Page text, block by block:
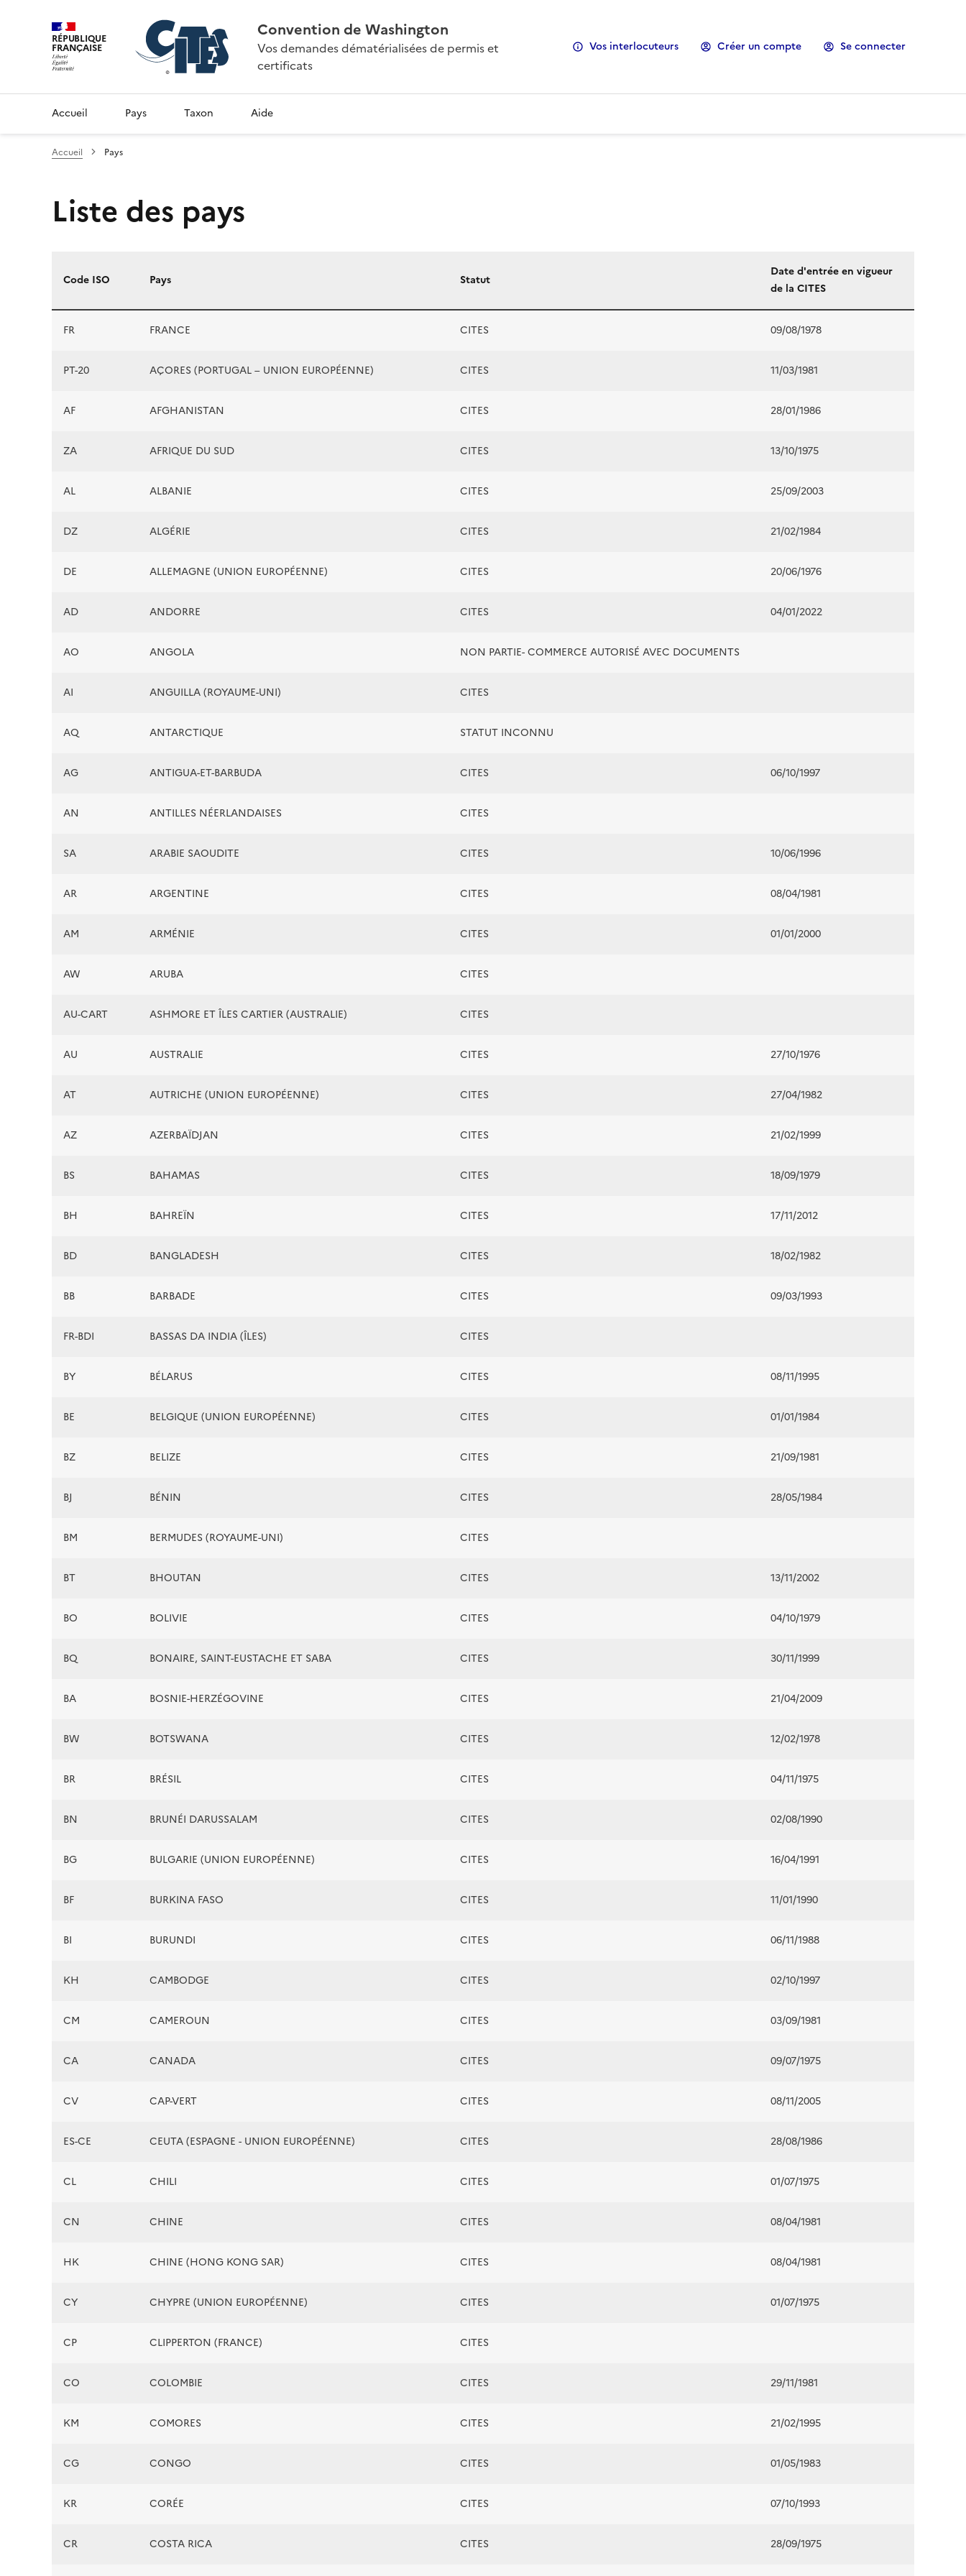
RÉPUBLIQUE
FRANÇAISE
Convention de Washington
Vos demandes dématérialisées de permis et
certificats
Vos interlocuteurs Créer un compte Se connecter
Accueil Pays Taxon Aide
Accueil Pays
Liste des pays
Liste des pays
Code ISO Pays Statut
Date d'entrée en vigueur
de la CITES
FR FRANCE CITES 09/08/1978
PT-20 AÇORES (PORTUGAL – UNION EUROPÉENNE) CITES 11/03/1981
AF AFGHANISTAN CITES 28/01/1986
ZA AFRIQUE DU SUD CITES 13/10/1975
AL ALBANIE CITES 25/09/2003
DZ ALGÉRIE CITES 21/02/1984
DE ALLEMAGNE (UNION EUROPÉENNE) CITES 20/06/1976
AD ANDORRE CITES 04/01/2022
AO ANGOLA NON PARTIE- COMMERCE AUTORISÉ AVEC DOCUMENTS
AI ANGUILLA (ROYAUME-UNI) CITES
AQ ANTARCTIQUE STATUT INCONNU
AG ANTIGUA-ET-BARBUDA CITES 06/10/1997
AN ANTILLES NÉERLANDAISES CITES
SA ARABIE SAOUDITE CITES 10/06/1996
AR ARGENTINE CITES 08/04/1981
AM ARMÉNIE CITES 01/01/2000
AW ARUBA CITES
AU-CART ASHMORE ET ÎLES CARTIER (AUSTRALIE) CITES
AU AUSTRALIE CITES 27/10/1976
AT AUTRICHE (UNION EUROPÉENNE) CITES 27/04/1982
AZ AZERBAÏDJAN CITES 21/02/1999
BS BAHAMAS CITES 18/09/1979
BH BAHREÏN CITES 17/11/2012
BD BANGLADESH CITES 18/02/1982
BB BARBADE CITES 09/03/1993
FR-BDI BASSAS DA INDIA (ÎLES) CITES
BY BÉLARUS CITES 08/11/1995
BE BELGIQUE (UNION EUROPÉENNE) CITES 01/01/1984
BZ BELIZE CITES 21/09/1981
BJ BÉNIN CITES 28/05/1984
BM BERMUDES (ROYAUME-UNI) CITES
BT BHOUTAN CITES 13/11/2002
BO BOLIVIE CITES 04/10/1979
BQ BONAIRE, SAINT-EUSTACHE ET SABA CITES 30/11/1999
BA BOSNIE-HERZÉGOVINE CITES 21/04/2009
BW BOTSWANA CITES 12/02/1978
BR BRÉSIL CITES 04/11/1975
BN BRUNÉI DARUSSALAM CITES 02/08/1990
BG BULGARIE (UNION EUROPÉENNE) CITES 16/04/1991
BF BURKINA FASO CITES 11/01/1990
BI BURUNDI CITES 06/11/1988
KH CAMBODGE CITES 02/10/1997
CM CAMEROUN CITES 03/09/1981
CA CANADA CITES 09/07/1975
CV CAP-VERT CITES 08/11/2005
ES-CE CEUTA (ESPAGNE - UNION EUROPÉENNE) CITES 28/08/1986
CL CHILI CITES 01/07/1975
CN CHINE CITES 08/04/1981
HK CHINE (HONG KONG SAR) CITES 08/04/1981
CY CHYPRE (UNION EUROPÉENNE) CITES 01/07/1975
CP CLIPPERTON (FRANCE) CITES
CO COLOMBIE CITES 29/11/1981
KM COMORES CITES 21/02/1995
CG CONGO CITES 01/05/1983
KR CORÉE CITES 07/10/1993
CR COSTA RICA CITES 28/09/1975